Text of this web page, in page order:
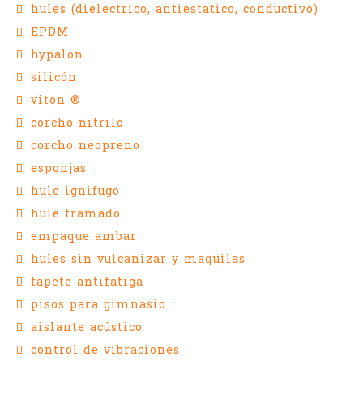
hules (dielectrico, antiestatico, conductivo)
EPDM
hypalon
silicón
viton ®
corcho nitrilo
corcho neopreno
esponjas
hule ignifugo
hule tramado
empaque ambar
hules sin vulcanizar y maquilas
tapete antifatiga
pisos para gimnasio
aislante acústico
control de vibraciones